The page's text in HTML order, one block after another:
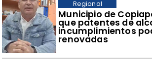
Municipio de
que patentes de
incumplimientos
renovadas
Regional